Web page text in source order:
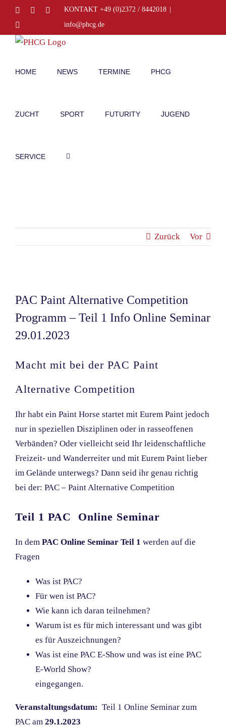
Inhalt
springen
FacebookInstagramKONTAKT +49 (0)2372 / 8442018
info@phcg.de
HOME NEWS TERMINE PHCG
ZUCHT SPORT FUTURITY JUGEND
SERVICE
Zurück Vor
grösseres
Bild
PAC Paint Alternative Competition
Programm – Teil 1 Info Online Seminar
29.01.2023
Macht mit bei der PAC Paint
Alternative Competition
Ihr habt ein Paint Horse startet mit Eurem Paint jedoch
nur in speziellen Disziplinen oder in rasseoffenen
Verbänden? Oder vielleicht seid Ihr leidenschaftliche
Freizeit- und Wanderreiter und mit Eurem Paint lieber
im Gelände unterwegs? Dann seid ihr genau richtig
bei der: PAC – Paint Alternative Competition
Teil 1 PAC Online Seminar
In dem PAC Online Seminar Teil 1 werden auf die
Fragen
Was ist PAC?
Für wen ist PAC?
Wie kann ich daran teilnehmen?
Warum ist es für mich interessant und was gibt
es für Auszeichnungen?
Was ist eine PAC E-Show und was ist eine PAC
E-World Show?
eingegangen.
Veranstaltungsdatum: Teil 1 Online Seminar zum
PAC am 29.1.2023